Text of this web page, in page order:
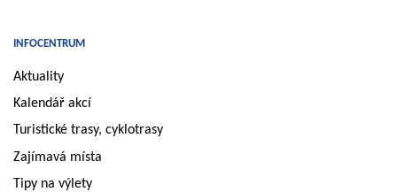
INFOCENTRUM
Aktuality
Kalendář akcí
Turistické trasy, cyklotrasy
Zajímavá místa
Tipy na výlety